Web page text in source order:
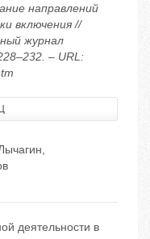
направлений
включения //
журнал
– URL:
,
деятельности в